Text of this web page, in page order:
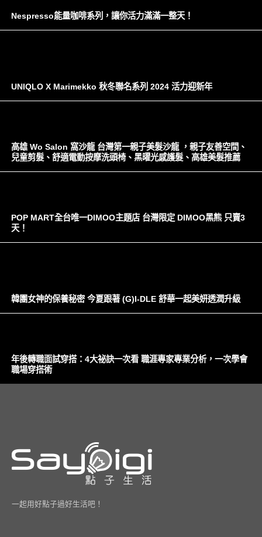
Nespresso能量咖啡系列，讓你活力滿滿一整天！
UNIQLO X Marimekko 秋冬聯名系列 2024 活力迎新年
高雄 Wo Salon 窩沙龍 台灣第一親子美髮沙龍 ，親子友善空間、
兒童剪髮、舒適電動按摩洗頭椅、黑曜光感護髮、高雄美髮推薦
POP MART全台唯一DIMOO主題店 台灣限定 DIMOO黑熊 只賣3
天！
韓團女神的保養秘密 今夏跟著 (G)I-DLE 舒華一起美妍透潤升級
年後轉職面試穿搭：4大祕訣一次看 職涯專家專業分析，一次學會
職場穿搭術
一起用好點子過好生活吧！